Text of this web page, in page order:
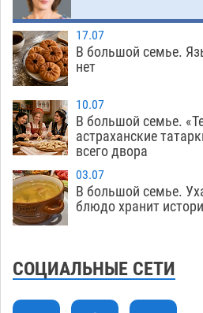
коммунальную
земельного массива для
15:28
Тяга к сверхскоростям
астраханской
тысяч рублей
14:44
Астраханские кутилы
на полицейские дежурки
14:09
С 11 августа
обеспечат притоком в
13:29
Астраханский аэропорт
от ворон в
17.07
В большой семье.
нет
10.07
В большой семье.
астраханские
всего двора
03.07
В большой семье.
блюдо хранит
СОЦИАЛЬНЫЕ СЕТИ